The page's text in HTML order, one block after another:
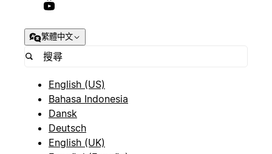
繁體中文
English (US)
Bahasa Indonesia
Dansk
Deutsch
English (UK)